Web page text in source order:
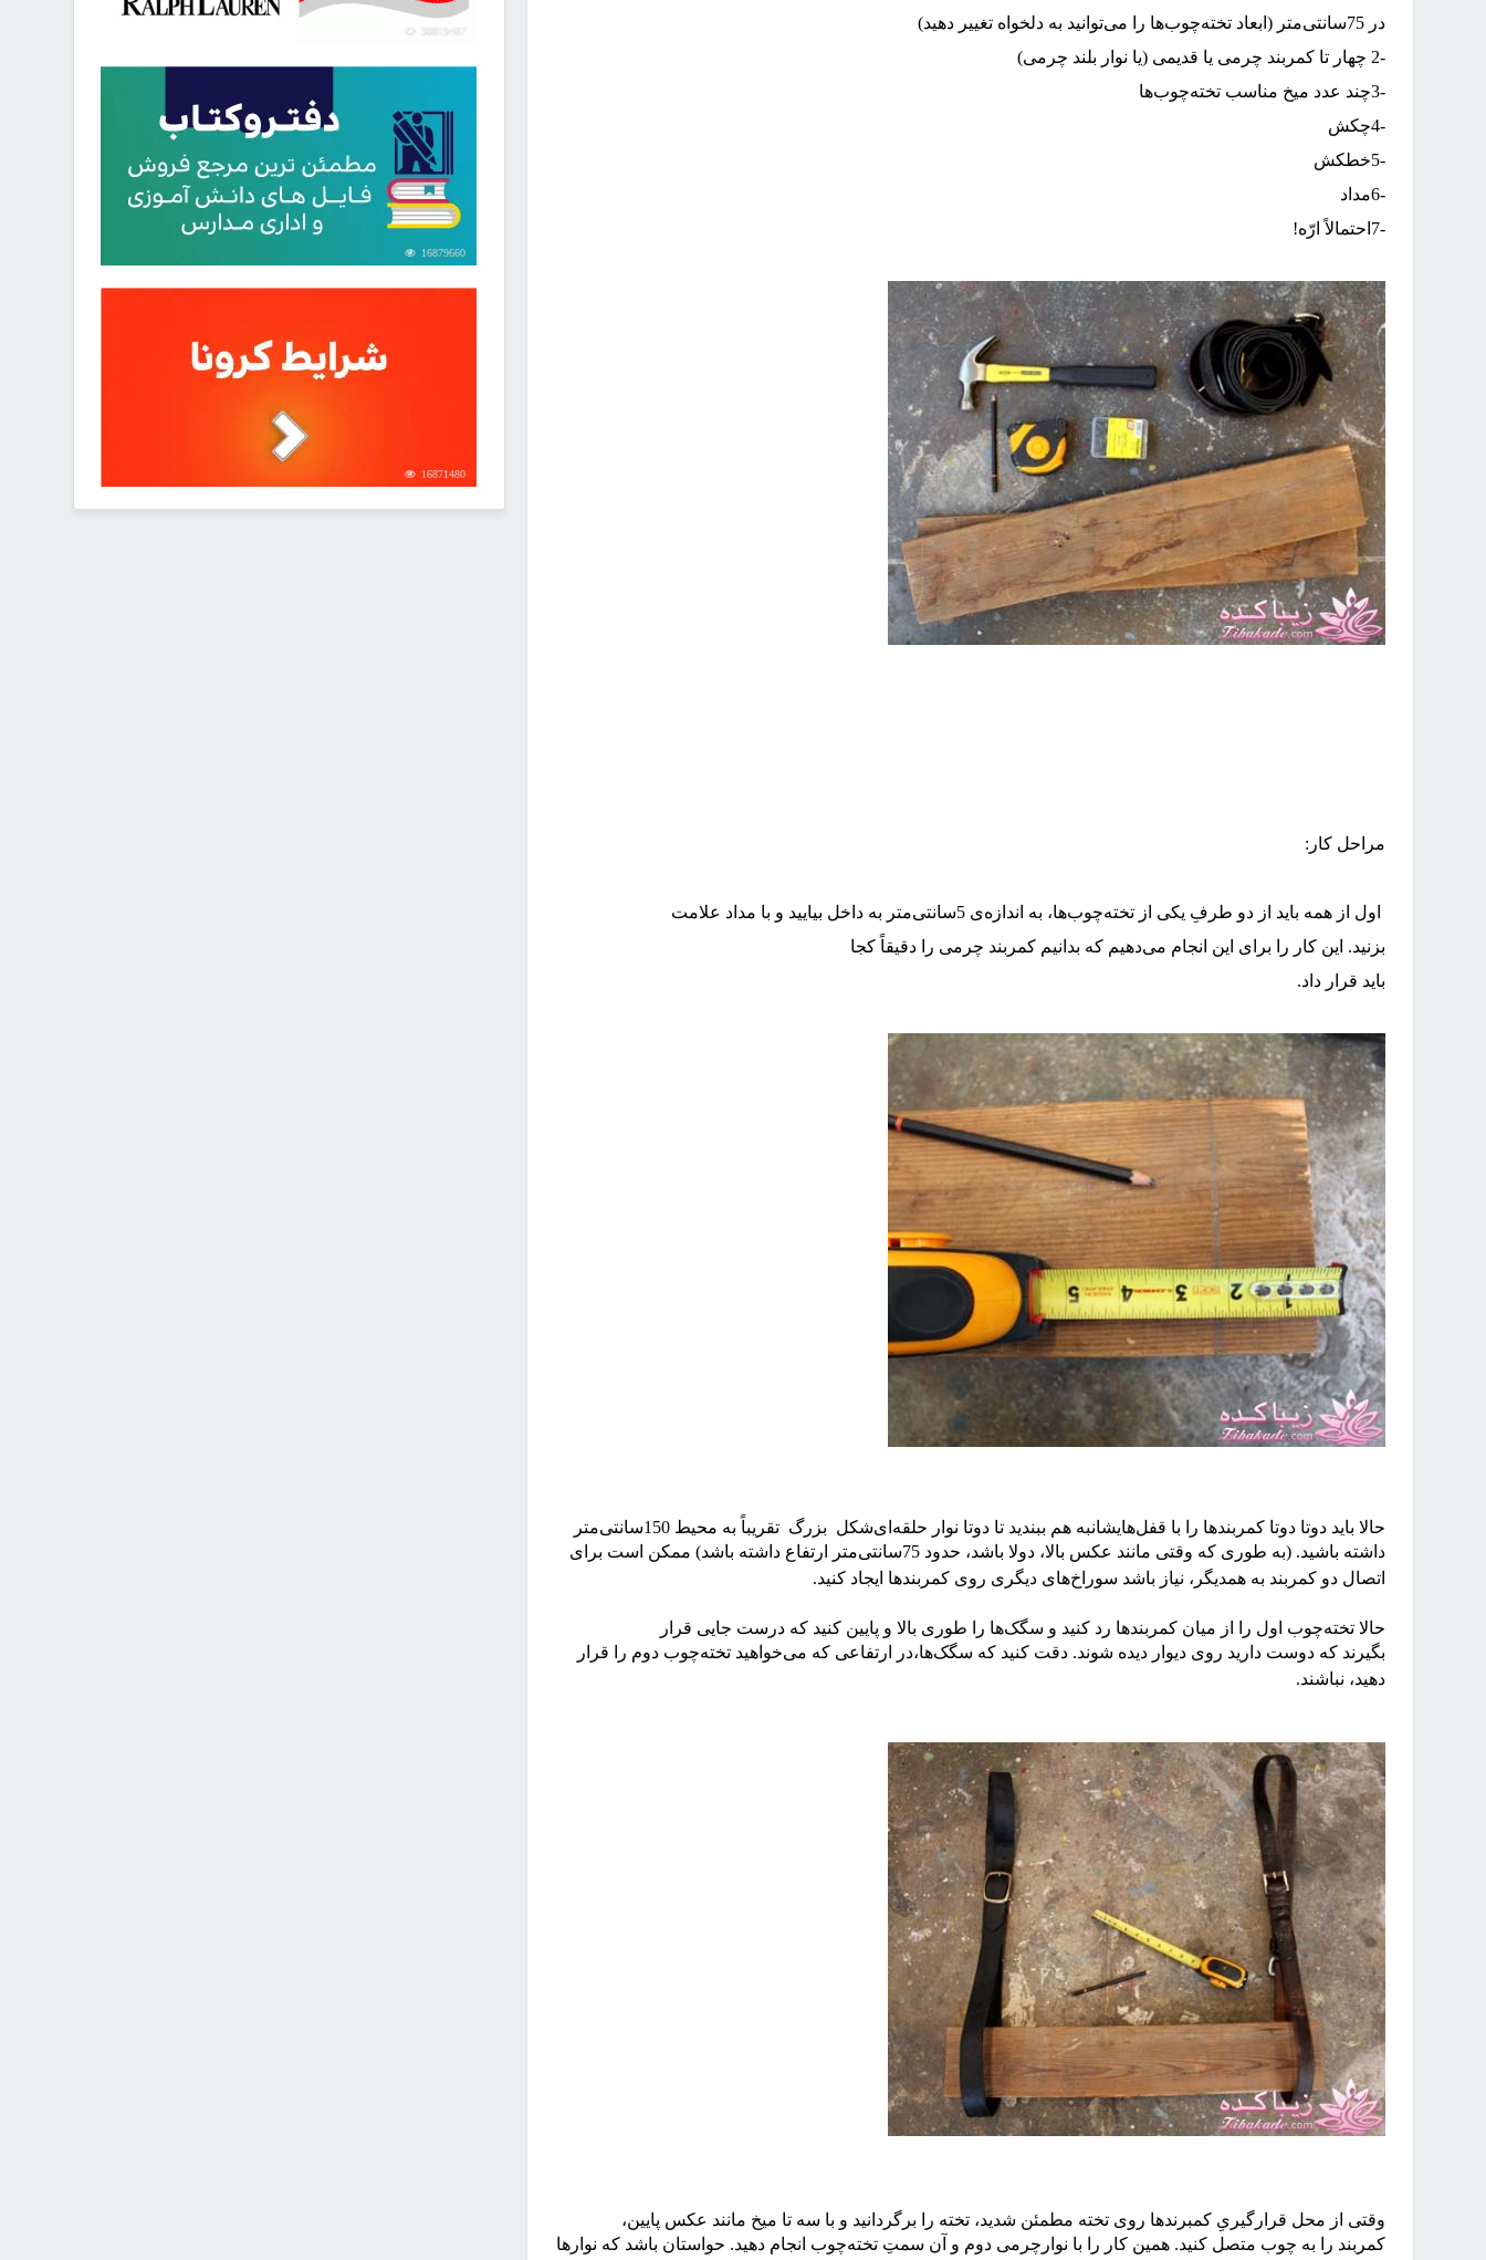
در 75سانتی‌متر (ابعاد تخته‌چوب‌ها را می‌توانید به دلخواه تغییر دهید)
-2
چهار تا کمربند چرمی یا قدیمی (یا نوار بلند چرمی)
-3 چند عدد میخ مناسب تخته‌چوب‌ها
-4 چکش
-5 خطکش
-6 مداد
-7
احتمالاً ارّه!
مراحل کار :
اول از همه باید از دو طرفِ یکی از تخته‌چوب‌ها، به اندازه‌ی 5سانتی‌متر به داخل بیایید و با مداد علامت
بزنید. این کار را برای این انجام می‌دهیم که بدانیم کمربند چرمی را دقیقاً کجا
باید قرار داد.
حالا باید دوتا دوتا کمربندها را با قفل‌هایشانبه هم ببندید تا دوتا نوار حلقه‌ای‌شکل بزرگ تقریباً به محیط 150سانتی‌متر
داشته باشید. (به طوری که وقتی مانند عکس بالا، دولا باشد، حدود 75سانتی‌متر ارتفاع داشته باشد) ممکن است برای
اتصال دو کمربند به همدیگر، نیاز باشد سوراخ‌های دیگری روی کمربندها ایجاد کنید.
حالا تخته‌چوب اول را از میان کمربندها رد کنید و سگک‌ها را طوری بالا و پایین کنید که درست جایی قرار
بگیرند که دوست دارید روی دیوار دیده شوند. دقت کنید که سگک‌ها،در ارتفاعی که می‌خواهید تخته‌چوب دوم را قرار
دهید، نباشند.
وقتی از محل قرارگیریِ کمبرندها روی تخته مطمئن شدید، تخته را برگردانید و با سه تا میخ مانند عکس پایین،
کمربند را به چوب متصل کنید. همین کار را با نوارچرمی دوم و آن سمتِ تخته‌چوب انجام دهید. حواستان باشد که نوارها
16879660
16871480